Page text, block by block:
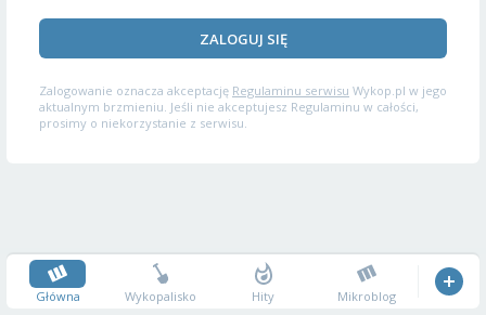
ZALOGUJ SIĘ
Zalogowanie oznacza akceptację Regulaminu serwisu Wykop.pl w jego
aktualnym brzmieniu. Jeśli nie akceptujesz Regulaminu w całości,
prosimy o niekorzystanie z serwisu.
Główna Wykopalisko Hity Mikroblog